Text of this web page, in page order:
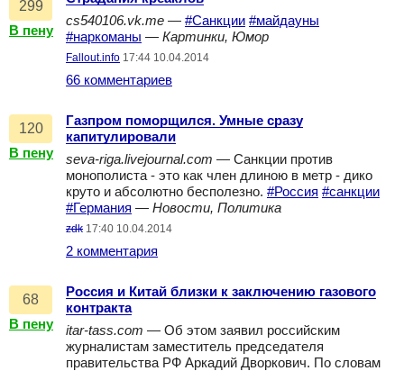
299
В пену
cs540106.vk.me — #Санкции #майдауны
#наркоманы — Картинки, Юмор
Fallout.info 17:44 10.04.2014
66 комментариев
120
В пену
Газпром поморщился. Умные сразу
капитулировали
seva-riga.livejournal.com — Санкции против
монополиста - это как член длиною в метр - дико
круто и абсолютно бесполезно. #Россия #санкции
#Германия — Новости, Политика
zdk 17:40 10.04.2014
2 комментария
68
В пену
Россия и Китай близки к заключению газового
контракта
itar-tass.com — Об этом заявил российским
журналистам заместитель председателя
правительства РФ Аркадий Дворкович. По словам